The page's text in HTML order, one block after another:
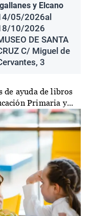
y Elcano
05/2026al
10/2026
DE SANTA
C/ Miguel de
3
de ayuda de libros
Primaria y...